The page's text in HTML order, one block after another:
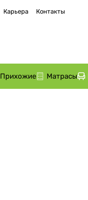
Карьера Контакты
Прихожие Матрасы